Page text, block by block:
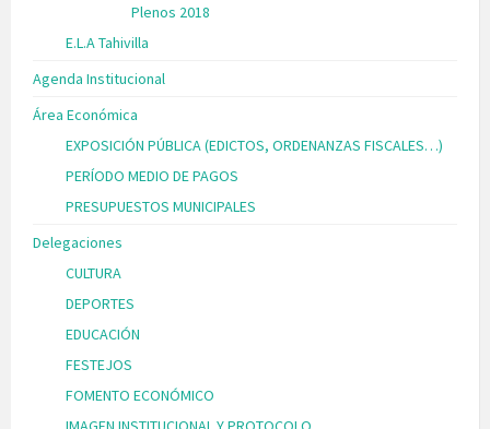
Plenos 2018
E.L.A Tahivilla
Agenda Institucional
Área Económica
EXPOSICIÓN PÚBLICA (EDICTOS, ORDENANZAS FISCALES…)
PERÍODO MEDIO DE PAGOS
PRESUPUESTOS MUNICIPALES
Delegaciones
CULTURA
DEPORTES
EDUCACIÓN
FESTEJOS
FOMENTO ECONÓMICO